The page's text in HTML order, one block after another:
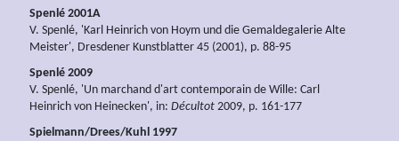
Spenlé 2001A
V. Spenlé, 'Karl Heinrich von Hoym und die Gemaldegalerie Alte
Meister', Dresdener Kunstblatter 45 (2001), p. 88-95
Spenlé 2009
V. Spenlé, 'Un marchand d'art contemporain de Wille: Carl
Heinrich von Heinecken', in: Décultot 2009, p. 161-177
Spielmann/Drees/Kuhl 1997